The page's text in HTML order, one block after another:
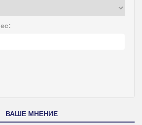
ВАШЕ МНЕНИЕ